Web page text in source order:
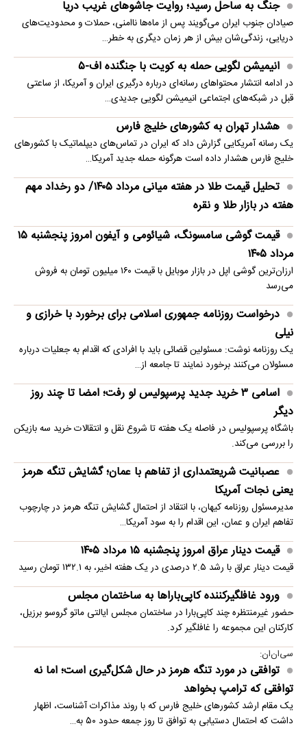
جنگ به ساحل رسید؛ روایت جاشوهای غریب دریا
صیادان جنوب ایران می‌گویند پس از ماه‌ها ناامنی، حملات و محدودیت‌های
دریایی، زندگی‌شان بیش از هر زمان دیگری به خطر…
انیمیشن لگویی حمله به کویت با جنگنده اف-۵
در ادامه انتشار محتواهای رسانه‌ای درباره درگیری ایران و آمریکا، از ساعتی
قبل در شبکه‌های اجتماعی انیمیشن لگویی جدیدی…
هشدار تهران به کشورهای خلیج فارس
یک رسانه آمریکایی گزارش داد که ایران در تماس‌های دیپلماتیک با کشورهای
خلیج فارس هشدار داده است هرگونه حمله جدید آمریکا…
تحلیل قیمت طلا در هفته میانی مرداد ۱۴۰۵/ دو رخداد مهم
هفته در بازار طلا و نقره
قیمت گوشی سامسونگ، شیائومی و آیفون امروز پنجشنبه ۱۵
مرداد ۱۴۰۵
ارزان‌ترین گوشی اپل در بازار موبایل با قیمت ۱۶۰ میلیون تومان به فروش
می‌رسد
درخواست روزنامه جمهوری اسلامی برای برخورد با خرازی و
نیلی
یک روزنامه نوشت: مسئولین قضائی باید با افرادی که اقدام به جعلیات درباره
مسئولان می‌کنند برخورد نمایند تا جامعه از…
اسامی ۳ خرید جدید پرسپولیس لو رفت؛ امضا تا چند روز
دیگر
باشگاه پرسپولیس در فاصله یک هفته تا شروع نقل و انتقالات خرید سه بازیکن
را بررسی می‌کند.
عصبانیت شریعتمداری از تفاهم با عمان؛ گشایش تنگه هرمز
یعنی نجات آمریکا
مدیرمسئول روزنامه کیهان، با انتقاد از احتمال گشایش تنگه هرمز در چارچوب
تفاهم ایران و عمان، این اقدام را به سود آمریکا…
قیمت دینار عراق امروز پنجشنبه ۱۵ مرداد ۱۴۰۵
قیمت دینار عراق با رشد ۲.۵ درصدی در یک هفته اخیر، به ۱۳۲.۱ تومان رسید
ورود غافلگیرکننده کاپی‌باراها به ساختمان مجلس
حضور غیرمنتظره چند کاپی‌بارا در ساختمان مجلس ایالتی ماتو گروسو برزیل،
کارکنان این مجموعه را غافلگیر کرد.
سی‌ان‌ان:
توافقی در مورد تنگه هرمز در حال شکل‌گیری است؛ اما نه
توافقی که ترامپ بخواهد
یک مقام ارشد کشورهای خلیج فارس که با روند مذاکرات آشناست، اظهار
داشت که احتمال دستیابی به توافق تا روز جمعه حدود ۵۰ به…